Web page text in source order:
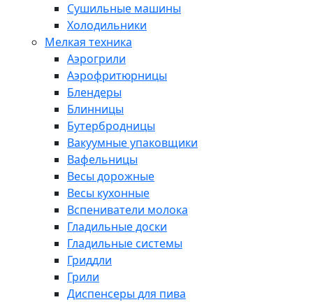
Сушильные машины
Холодильники
Мелкая техника
Аэрогрили
Аэрофритюрницы
Блендеры
Блинницы
Бутербродницы
Вакуумные упаковщики
Вафельницы
Весы дорожные
Весы кухонные
Вспениватели молока
Гладильные доски
Гладильные системы
Гриддли
Грили
Диспенсеры для пива